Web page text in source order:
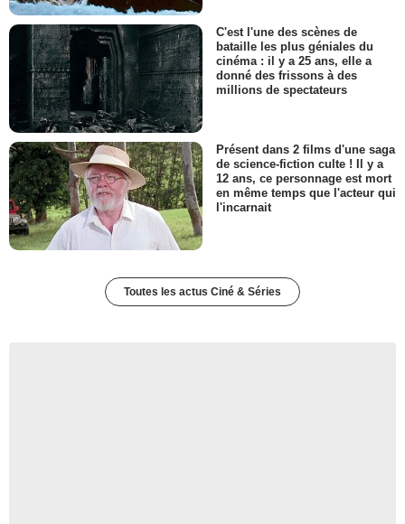
C'est l'une des scènes de
bataille les plus géniales du
cinéma : il y a 25 ans, elle a
donné des frissons à des
millions de spectateurs
Présent dans 2 films d'une saga
de science-fiction culte ! Il y a
12 ans, ce personnage est mort
en même temps que l'acteur qui
l'incarnait
Toutes les actus Ciné & Séries